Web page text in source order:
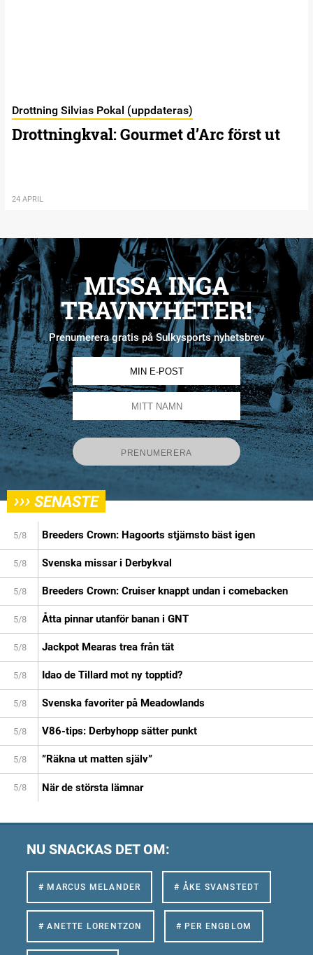
Drottning Silvias Pokal (uppdateras)
Drottningkval: Gourmet d’Arc först ut
24 APRIL
MISSA INGA
TRAVNYHETER!
Prenumerera gratis på Sulkysports nyhetsbrev
››› SENASTE
5/8 Breeders Crown: Hagoorts stjärnsto bäst igen
5/8 Svenska missar i Derbykval
5/8 Breeders Crown: Cruiser knappt undan i comebacken
5/8 Åtta pinnar utanför banan i GNT
5/8 Jackpot Mearas trea från tät
5/8 Idao de Tillard mot ny topptid?
5/8 Svenska favoriter på Meadowlands
5/8 V86-tips: Derbyhopp sätter punkt
5/8 ”Räkna ut matten själv”
5/8 När de största lämnar
NU SNACKAS DET OM:
# MARCUS MELANDER # ÅKE SVANSTEDT
# ANETTE LORENTZON # PER ENGBLOM